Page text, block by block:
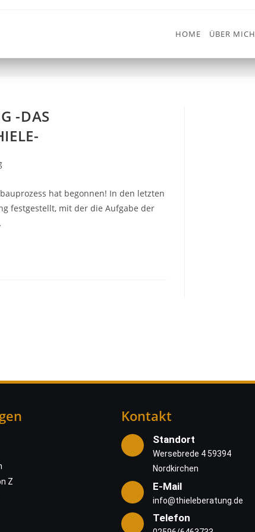
HOME ÜBER MICH
-DAS
hat begonnen! In den letzten
festgestellt, mit der die Aufgabe der
Z
Kontakt
Standort
Wersebrede 4 59394
Nordkirchen
E-Mail
info@thieleberatung.de
Telefon